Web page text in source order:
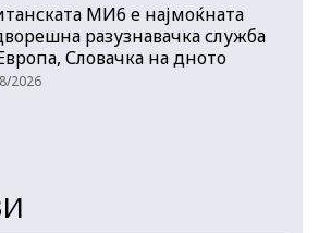
МИ6 е најмоќната
разузнавачка служба
Словачка на дното
2026